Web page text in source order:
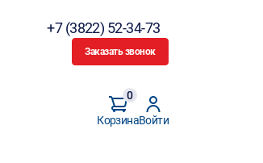
+7 (3822) 52-34-73
Заказать звонок
Корзина
0
Войти